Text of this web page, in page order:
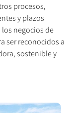
procesos,
y plazos
negocios de
ser reconocidos a
sostenible y